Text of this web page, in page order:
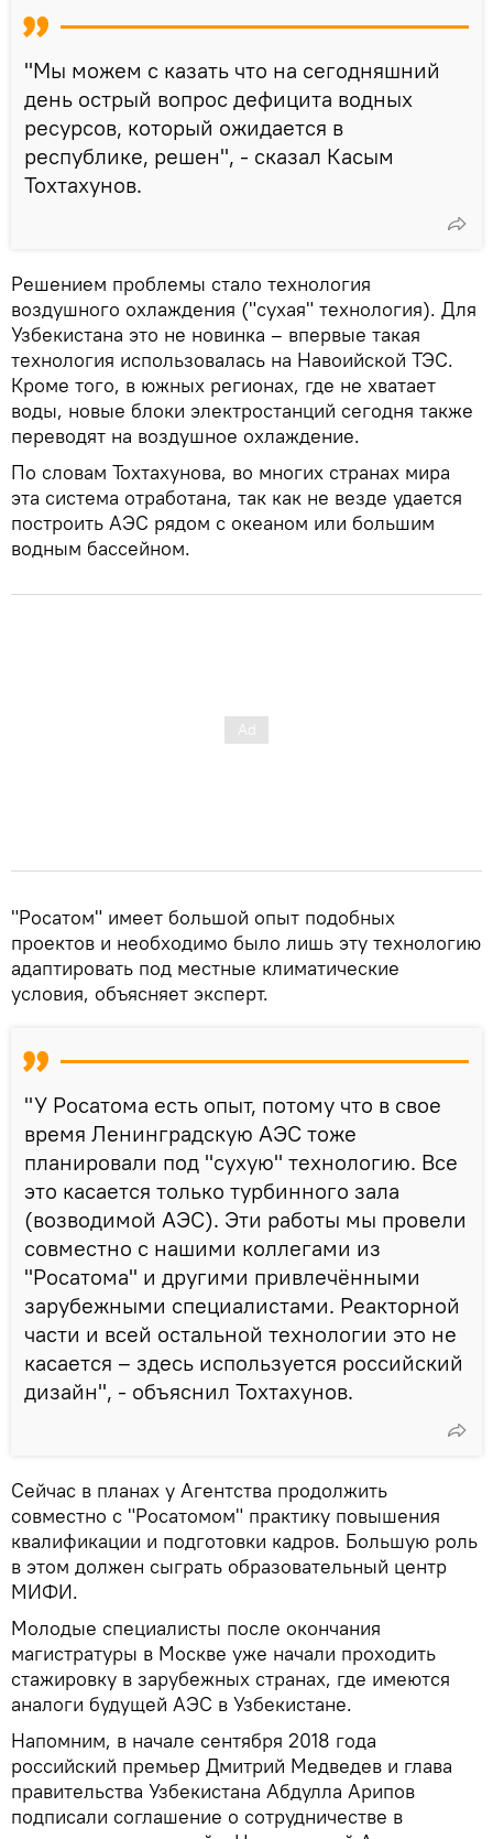
"Мы можем с казать что на сегодняшний
день острый вопрос дефицита водных
ресурсов, который ожидается в
республике, решен", - сказал Касым
Тохтахунов.
Решением проблемы стало технология
воздушного охлаждения ("сухая" технология). Для
Узбекистана это не новинка – впервые такая
технология использовалась на Навоийской ТЭС.
Кроме того, в южных регионах, где не хватает
воды, новые блоки электростанций сегодня также
переводят на воздушное охлаждение.
По словам Тохтахунова, во многих странах мира
эта система отработана, так как не везде удается
построить АЭС рядом с океаном или большим
водным бассейном.
"Росатом" имеет большой опыт подобных
проектов и необходимо было лишь эту технологию
адаптировать под местные климатические
условия, объясняет эксперт.
"У Росатома есть опыт, потому что в свое
время Ленинградскую АЭС тоже
планировали под "сухую" технологию. Все
это касается только турбинного зала
(возводимой АЭС). Эти работы мы провели
совместно с нашими коллегами из
"Росатома" и другими привлечёнными
зарубежными специалистами. Реакторной
части и всей остальной технологии это не
касается – здесь используется российский
дизайн", - объяснил Тохтахунов.
Сейчас в планах у Агентства продолжить
совместно с "Росатомом" практику повышения
квалификации и подготовки кадров. Большую роль
в этом должен сыграть образовательный центр
МИФИ.
Молодые специалисты после окончания
магистратуры в Москве уже начали проходить
стажировку в зарубежных странах, где имеются
аналоги будущей АЭС в Узбекистане.
Напомним, в начале сентября 2018 года
российский премьер Дмитрий Медведев и глава
правительства Узбекистана Абдулла Арипов
подписали соглашение о сотрудничестве в